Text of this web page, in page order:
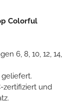
Colorful
6, 8, 10, 12, 14,
zertifiziert und